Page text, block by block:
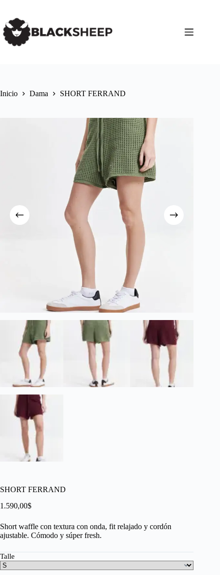
Inicio Dama SHORT FERRAND
SHORT FERRAND
1.590,00$
Short waffle con textura con onda, fit relajado y cordón
ajustable. Cómodo y súper fresh.
Talle